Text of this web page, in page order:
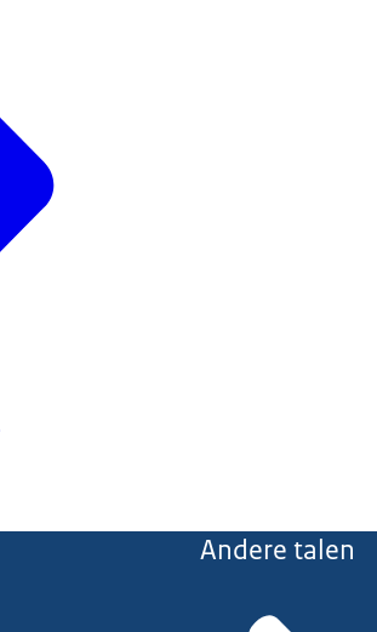
Andere talen